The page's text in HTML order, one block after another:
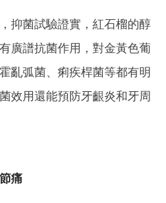
抑菌試驗證實，紅石榴的醇
廣譜抗菌作用，對金黃色葡
亂弧菌、痢疾桿菌等都有明
效用還能預防牙齦炎和牙周
痛